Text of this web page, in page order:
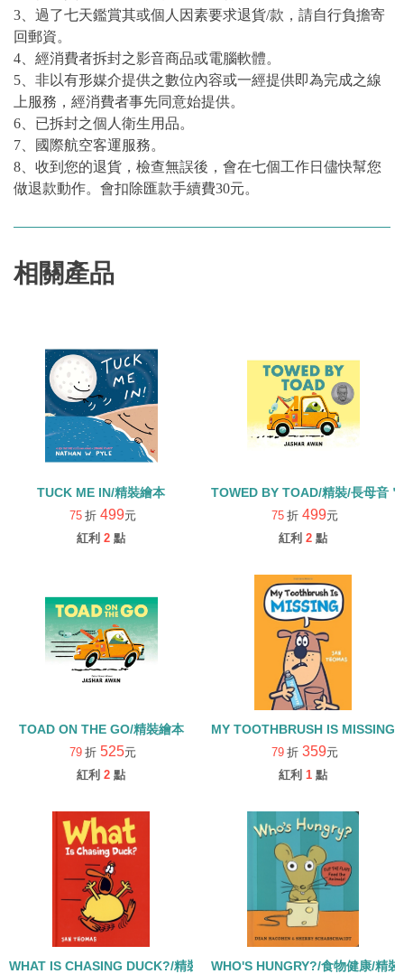
3、過了七天鑑賞其或個人因素要求退貨/款，請自行負擔寄
回郵資。
4、經消費者拆封之影音商品或電腦軟體。
5、非以有形媒介提供之數位內容或一經提供即為完成之線
上服務，經消費者事先同意始提供。
6、已拆封之個人衛生用品。
7、國際航空客運服務。
8、收到您的退貨，檢查無誤後，會在七個工作日儘快幫您
做退款動作。會扣除匯款手續費30元。
相關產品
TUCK ME IN/精裝繪本
75 折 499元
紅利 2 點
TOWED BY TOAD/精裝/長母音＂
75 折 499元
紅利 2 點
TOAD ON THE GO/精裝繪本
79 折 525元
紅利 2 點
MY TOOTHBRUSH IS MISSING/
79 折 359元
紅利 1 點
WHAT IS CHASING DUCK?/精裝書WHO'S HUNGRY?/食物健康/精裝